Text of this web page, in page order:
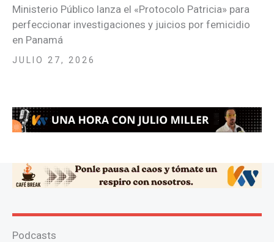
Ministerio Público lanza el «Protocolo Patricia» para
perfeccionar investigaciones y juicios por femicidio
en Panamá
JULIO 27, 2026
Podcasts